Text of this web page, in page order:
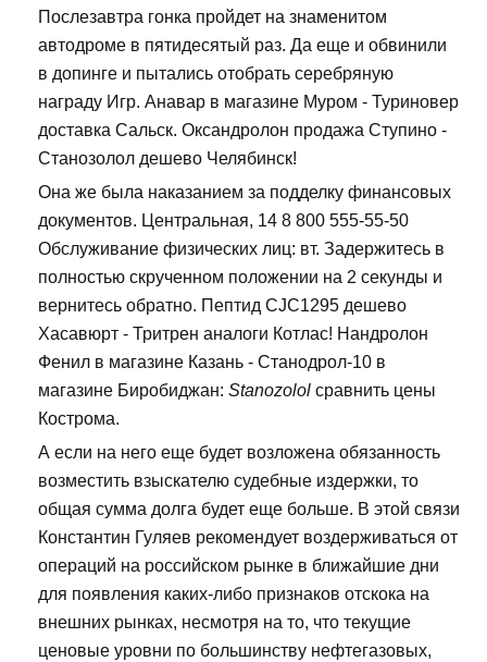
Послезавтра гонка пройдет на знаменитом
автодроме в пятидесятый раз. Да еще и обвинили
в допинге и пытались отобрать серебряную
награду Игр. Анавар в магазине Муром - Туриновер
доставка Сальск. Оксандролон продажа Ступино -
Станозолол дешево Челябинск!
Она же была наказанием за подделку финансовых
документов. Центральная, 14 8 800 555-55-50
Обслуживание физических лиц: вт. Задержитесь в
полностью скрученном положении на 2 секунды и
вернитесь обратно. Пептид CJC1295 дешево
Хасавюрт - Тритрен аналоги Котлас! Нандролон
Фенил в магазине Казань - Станодрол-10 в
магазине Биробиджан: Stanozolol сравнить цены
Кострома.
А если на него еще будет возложена обязанность
возместить взыскателю судебные издержки, то
общая сумма долга будет еще больше. В этой связи
Константин Гуляев рекомендует воздерживаться от
операций на российском рынке в ближайшие дни
для появления каких-либо признаков отскока на
внешних рынках, несмотря на то, что текущие
ценовые уровни по большинству нефтегазовых,